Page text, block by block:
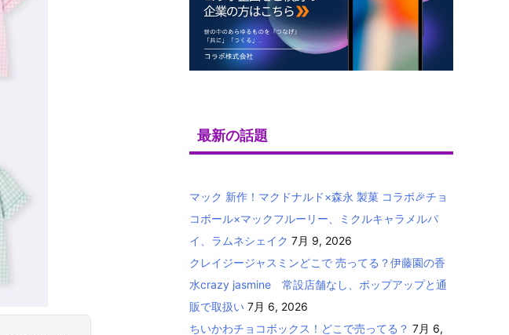
最新の話題
マック 新作！マクドナルド×森永 製菓 コラボ🎉チョ
コボール×マックフルーリー、ミクルキャラメルパ
イ、ラムネシェイク 7月 9, 2026
クレイジージャスミンどこで 売ってる？伊藤園の香
水crazy jasmine 常設店舗なし、ポップアップと通
販で取扱い 7月 6, 2026
ちいかわチョコボックス！どこで売ってる？ 7月 6,